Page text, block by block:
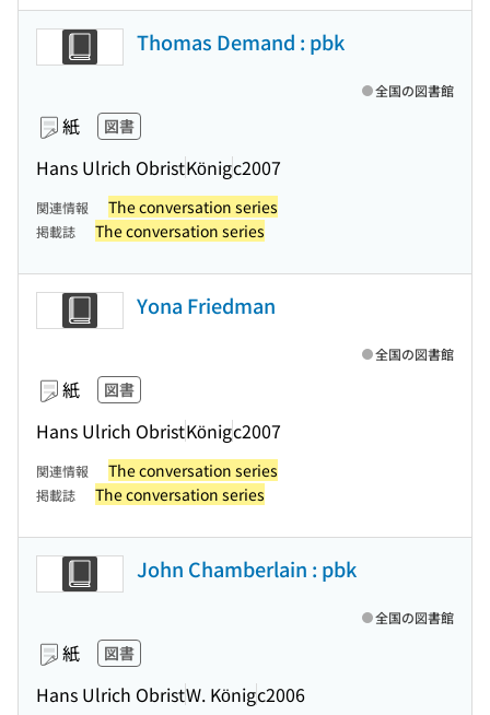
Thomas Demand : pbk
紙 図書
Hans Ulrich ObristKönigc2007
全国の図書館
関連情報 The conversation series
掲載誌 The conversation series
Yona Friedman
紙 図書
Hans Ulrich ObristKönigc2007
全国の図書館
関連情報 The conversation series
掲載誌 The conversation series
John Chamberlain : pbk
紙 図書
Hans Ulrich ObristW. Königc2006
全国の図書館